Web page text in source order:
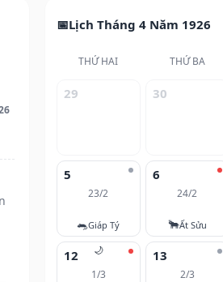
Lịch Tháng 4 Năm 1926
THỨ HAI THỨ BA
29 30
5
23/2
🐀Giáp Tý
6
24/2
🐂Ất Sửu
🌙
12
1/3
13
2/3